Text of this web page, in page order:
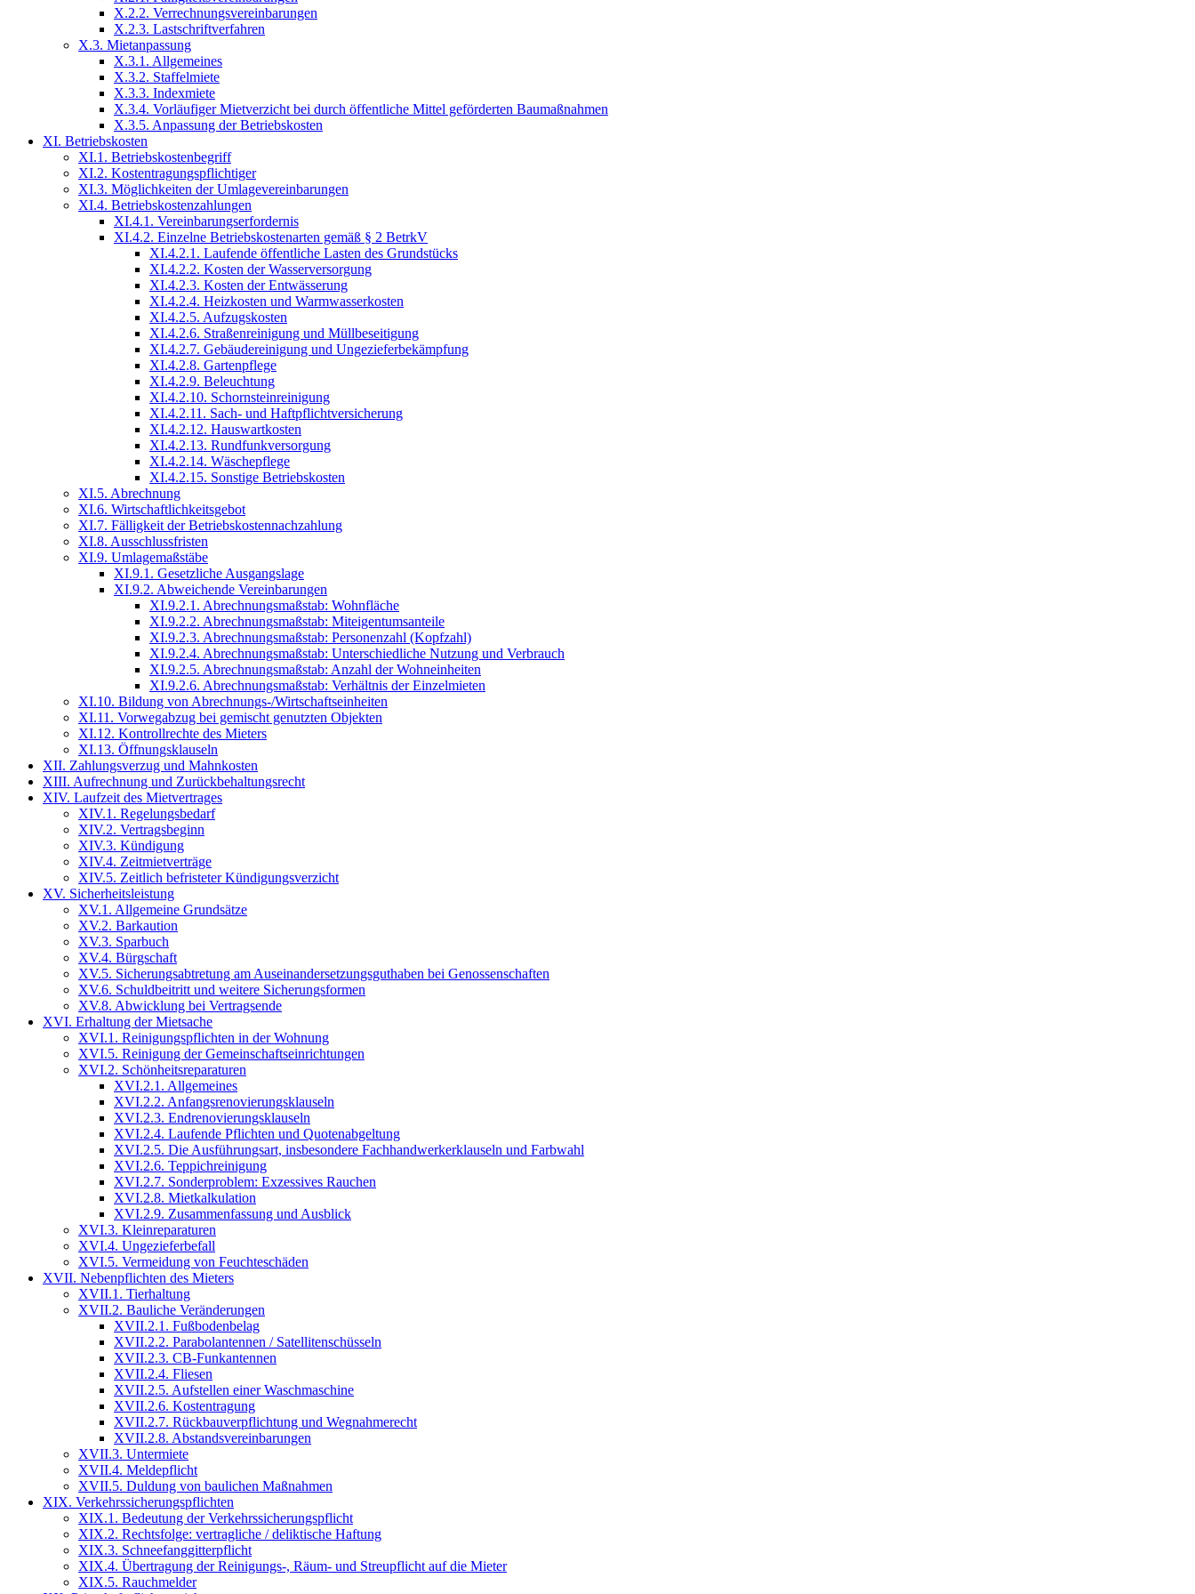
X.2.2. Verrechnungsvereinbarungen
X.2.3. Lastschriftverfahren
X.3. Mietanpassung
X.3.1. Allgemeines
X.3.2. Staffelmiete
X.3.3. Indexmiete
X.3.4. Vorläufiger Mietverzicht bei durch öffentliche Mittel geförderten Baumaßnahmen
X.3.5. Anpassung der Betriebskosten
XI. Betriebskosten
XI.1. Betriebskostenbegriff
XI.2. Kostentragungspflichtiger
XI.3. Möglichkeiten der Umlagevereinbarungen
XI.4. Betriebskostenzahlungen
XI.4.1. Vereinbarungserfordernis
XI.4.2. Einzelne Betriebskostenarten gemäß § 2 BetrkV
XI.4.2.1. Laufende öffentliche Lasten des Grundstücks
XI.4.2.2. Kosten der Wasserversorgung
XI.4.2.3. Kosten der Entwässerung
XI.4.2.4. Heizkosten und Warmwasserkosten
XI.4.2.5. Aufzugskosten
XI.4.2.6. Straßenreinigung und Müllbeseitigung
XI.4.2.7. Gebäudereinigung und Ungezieferbekämpfung
XI.4.2.8. Gartenpflege
XI.4.2.9. Beleuchtung
XI.4.2.10. Schornsteinreinigung
XI.4.2.11. Sach- und Haftpflichtversicherung
XI.4.2.12. Hauswartkosten
XI.4.2.13. Rundfunkversorgung
XI.4.2.14. Wäschepflege
XI.4.2.15. Sonstige Betriebskosten
XI.5. Abrechnung
XI.6. Wirtschaftlichkeitsgebot
XI.7. Fälligkeit der Betriebskostennachzahlung
XI.8. Ausschlussfristen
XI.9. Umlagemaßstäbe
XI.9.1. Gesetzliche Ausgangslage
XI.9.2. Abweichende Vereinbarungen
XI.9.2.1. Abrechnungsmaßstab: Wohnfläche
XI.9.2.2. Abrechnungsmaßstab: Miteigentumsanteile
XI.9.2.3. Abrechnungsmaßstab: Personenzahl (Kopfzahl)
XI.9.2.4. Abrechnungsmaßstab: Unterschiedliche Nutzung und Verbrauch
XI.9.2.5. Abrechnungsmaßstab: Anzahl der Wohneinheiten
XI.9.2.6. Abrechnungsmaßstab: Verhältnis der Einzelmieten
XI.10. Bildung von Abrechnungs-/Wirtschaftseinheiten
XI.11. Vorwegabzug bei gemischt genutzten Objekten
XI.12. Kontrollrechte des Mieters
XI.13. Öffnungsklauseln
XII. Zahlungsverzug und Mahnkosten
XIII. Aufrechnung und Zurückbehaltungsrecht
XIV. Laufzeit des Mietvertrages
XIV.1. Regelungsbedarf
XIV.2. Vertragsbeginn
XIV.3. Kündigung
XIV.4. Zeitmietverträge
XIV.5. Zeitlich befristeter Kündigungsverzicht
XV. Sicherheitsleistung
XV.1. Allgemeine Grundsätze
XV.2. Barkaution
XV.3. Sparbuch
XV.4. Bürgschaft
XV.5. Sicherungsabtretung am Auseinandersetzungsguthaben bei Genossenschaften
XV.6. Schuldbeitritt und weitere Sicherungsformen
XV.8. Abwicklung bei Vertragsende
XVI. Erhaltung der Mietsache
XVI.1. Reinigungspflichten in der Wohnung
XVI.5. Reinigung der Gemeinschaftseinrichtungen
XVI.2. Schönheitsreparaturen
XVI.2.1. Allgemeines
XVI.2.2. Anfangsrenovierungsklauseln
XVI.2.3. Endrenovierungsklauseln
XVI.2.4. Laufende Pflichten und Quotenabgeltung
XVI.2.5. Die Ausführungsart, insbesondere Fachhandwerkerklauseln und Farbwahl
XVI.2.6. Teppichreinigung
XVI.2.7. Sonderproblem: Exzessives Rauchen
XVI.2.8. Mietkalkulation
XVI.2.9. Zusammenfassung und Ausblick
XVI.3. Kleinreparaturen
XVI.4. Ungezieferbefall
XVI.5. Vermeidung von Feuchteschäden
XVII. Nebenpflichten des Mieters
XVII.1. Tierhaltung
XVII.2. Bauliche Veränderungen
XVII.2.1. Fußbodenbelag
XVII.2.2. Parabolantennen / Satellitenschüsseln
XVII.2.3. CB-Funkantennen
XVII.2.4. Fliesen
XVII.2.5. Aufstellen einer Waschmaschine
XVII.2.6. Kostentragung
XVII.2.7. Rückbauverpflichtung und Wegnahmerecht
XVII.2.8. Abstandsvereinbarungen
XVII.3. Untermiete
XVII.4. Meldepflicht
XVII.5. Duldung von baulichen Maßnahmen
XIX. Verkehrssicherungspflichten
XIX.1. Bedeutung der Verkehrssicherungspflicht
XIX.2. Rechtsfolge: vertragliche / deliktische Haftung
XIX.3. Schneefanggitterpflicht
XIX.4. Übertragung der Reinigungs-, Räum- und Streupflicht auf die Mieter
XIX.5. Rauchmelder